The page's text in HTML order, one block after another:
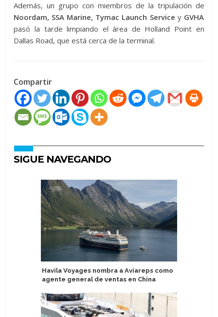
Además, un grupo con miembros de la tripulación de
Noordam, SSA Marine, Tymac Launch Service yGVHA
pasó la tarde limpiando el área de Holland Point en
Dallas Road, que está cerca de la terminal.
Compartir
SIGUE NAVEGANDO
Havila Voyages nombra a Aviareps como
agente general de ventas en China